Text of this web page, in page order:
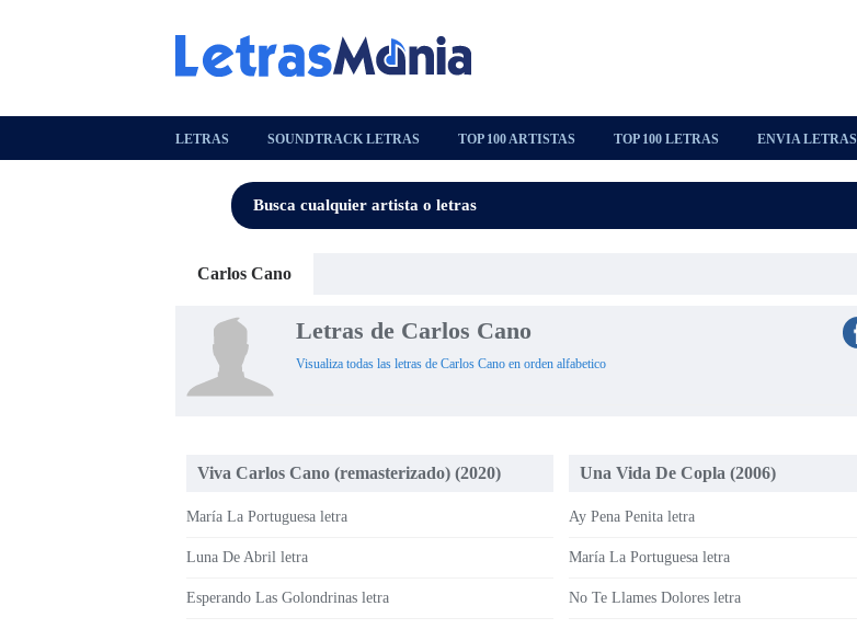
LETRAS SOUNDTRACK LETRAS TOP 100 ARTISTAS TOP 100 LETRAS ENVIA LETRAS
Carlos Cano
Letras de Carlos Cano
Visualiza todas las letras de Carlos Cano en orden alfabetico
Viva Carlos Cano (remasterizado) (2020)
María La Portuguesa letra
Luna De Abril letra
Esperando Las Golondrinas letra
Una Vida De Copla (2006)
Ay Pena Penita letra
María La Portuguesa letra
No Te Llames Dolores letra